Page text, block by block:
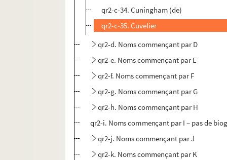
qr2-c-34. Cuningham (de)
qr2-c-35. Cuvelier
qr2-d. Noms commençant par D
qr2-e. Noms commençant par E
qr2-f. Noms commençant par F
qr2-g. Noms commençant par G
qr2-h. Noms commençant par H
qr2-i. Noms commençant par I – pas de
qr2-j. Noms commençant par J
qr2-k. Noms commençant par K